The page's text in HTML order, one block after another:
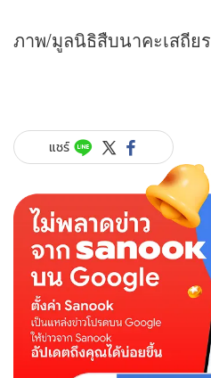
ภาพ/มูลนิธิสืบนาคะเสถียร
แชร์